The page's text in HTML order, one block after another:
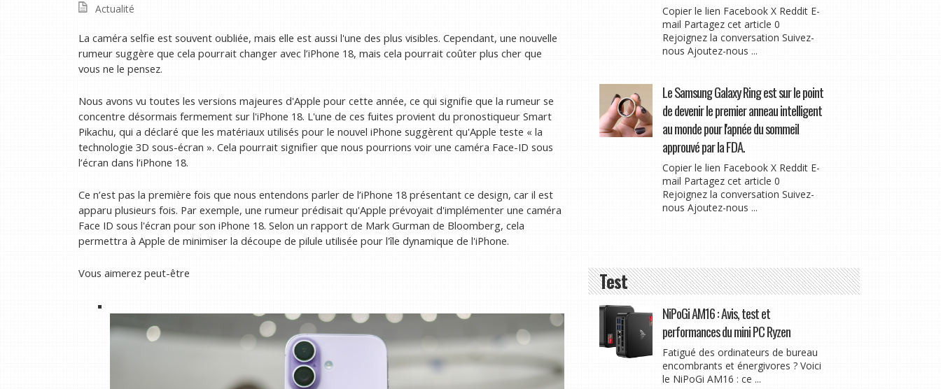
Actualité
La caméra selfie est souvent oubliée, mais elle est aussi l'une des plus visibles. Cependant, une nouvelle
rumeur suggère que cela pourrait changer avec l’iPhone 18, mais cela pourrait coûter plus cher que
vous ne le pensez.
Nous avons vu toutes les versions majeures d'Apple pour cette année, ce qui signifie que la rumeur se
concentre désormais fermement sur l'iPhone 18. L'une de ces fuites provient du pronostiqueur Smart
Pikachu, qui a déclaré que les matériaux utilisés pour le nouvel iPhone suggèrent qu'Apple teste « la
technologie 3D sous-écran ». Cela pourrait signifier que nous pourrions voir une caméra Face-ID sous
l’écran dans l’iPhone 18.
Ce n’est pas la première fois que nous entendons parler de l’iPhone 18 présentant ce design, car il est
apparu plusieurs fois. Par exemple, une rumeur prédisait qu'Apple prévoyait d'implémenter une caméra
Face ID sous l'écran pour son iPhone 18. Selon un rapport de Mark Gurman de Bloomberg, cela
permettra à Apple de minimiser la découpe de pilule utilisée pour l'île dynamique de l'iPhone.
Vous aimerez peut-être
Copier le lien Facebook X Reddit E-
mail Partagez cet article 0
Rejoignez la conversation Suivez-
nous Ajoutez-nous ...
Le Samsung Galaxy Ring est sur le point
de devenir le premier anneau intelligent
au monde pour l'apnée du sommeil
approuvé par la FDA.
Copier le lien Facebook X Reddit E-
mail Partagez cet article 0
Rejoignez la conversation Suivez-
nous Ajoutez-nous ...
Test
NiPoGi AM16 : Avis, test et
performances du mini PC Ryzen
Fatigué des ordinateurs de bureau
encombrants et énergivores ? Voici
le NiPoGi AM16 : ce ...